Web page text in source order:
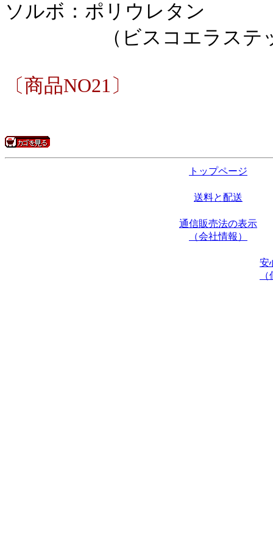
ソルボ：ポリウレタン
（ビスコエラステッ
〔商品NO21〕
トップページ
送料と配送
通信販売法の表示
（会社情報）
安